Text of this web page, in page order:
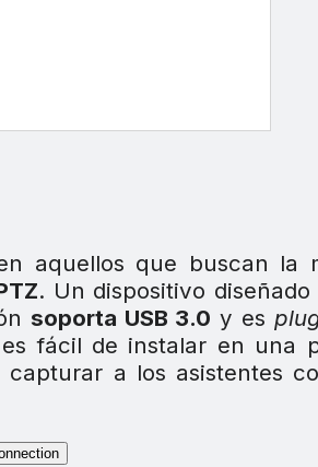
aquellos que buscan
. Un dispositivo
soporta USB 3.0 y es
fácil de instalar en una
capturar a los asistentes